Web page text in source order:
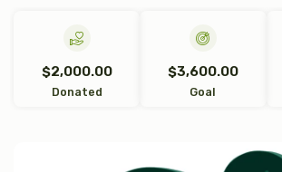
$2,000.00
Donated
$3,600.00
Goal